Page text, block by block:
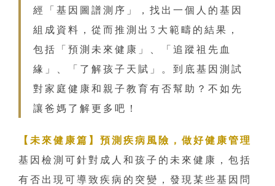
經「基因圖譜測序」，找出一個人的基因
組成資料，從而推測出3大範疇的結果，
包括「預測未來健康」、「追蹤祖先血
緣」、「了解孩子天賦」。到底基因測試
對家庭健康和親子教育有否幫助？不如先
讓爸媽了解更多吧！
【未來健康篇】預測疾病風險，做好健康管理
基因檢測可針對成人和孩子的未來健康，包括
有否出現可導致疾病的突變，發現某些基因問